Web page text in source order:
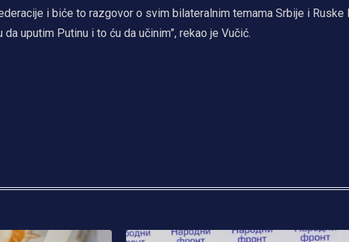
i biće to razgovor o svim bilateralnim temama Srbije i Ruske
uputim Putinu i to ću da učinim”, rekao je Vučić.